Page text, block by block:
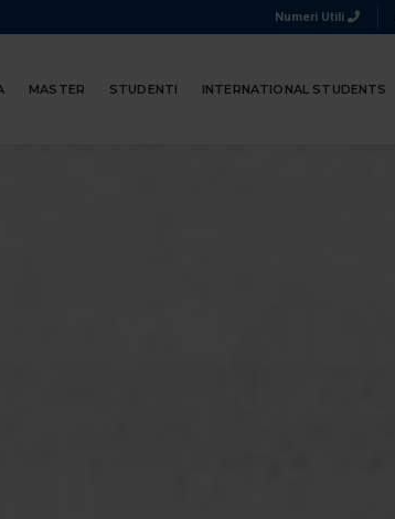
Numeri Utili
MASTER STUDENTI INTERNATIONAL STUDENTS